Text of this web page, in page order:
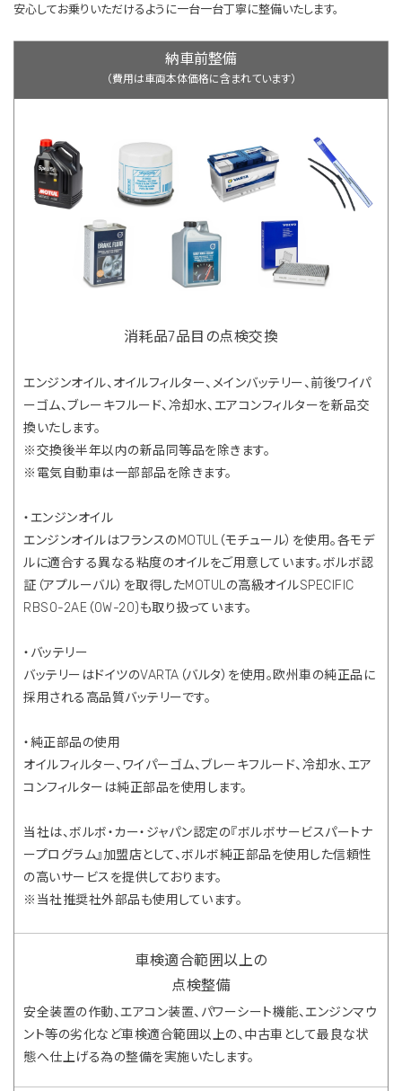
安心してお乗りいただけるように一台一台丁寧に整備いたします。
納車前整備
（費用は車両本体価格に含まれています）
消耗品7品目の点検交換
エンジンオイル、オイルフィルター、メインバッテリー、前後ワイパ
ーゴム、ブレーキフルード、冷却水、エアコンフィルターを新品交
換いたします。
※交換後半年以内の新品同等品を除きます。
※電気自動車は一部部品を除きます。
・エンジンオイル
エンジンオイルはフランスのMOTUL（モチュール）を使用。各モデ
ルに適合する異なる粘度のオイルをご用意しています。ボルボ認
証（アプルーバル）を取得したMOTULの高級オイルSPECIFIC
RBS0-2AE（0W-20)も取り扱っています。
・バッテリー
バッテリーはドイツのVARTA（バルタ）を使用。欧州車の純正品に
採用される高品質バッテリーです。
・純正部品の使用
オイルフィルター、ワイパーゴム、ブレーキフルード、冷却水、エア
コンフィルターは純正部品を使用します。
当社は、ボルボ・カー・ジャパン認定の『ボルボサービスパートナ
ープログラム』加盟店として、ボルボ純正部品を使用した信頼性
の高いサービスを提供しております。
※当社推奨社外部品も使用しています。
車検適合範囲以上の
点検整備
安全装置の作動、エアコン装置、パワーシート機能、エンジンマウ
ント等の劣化など車検適合範囲以上の、中古車として最良な状
態へ仕上げる為の整備を実施いたします。